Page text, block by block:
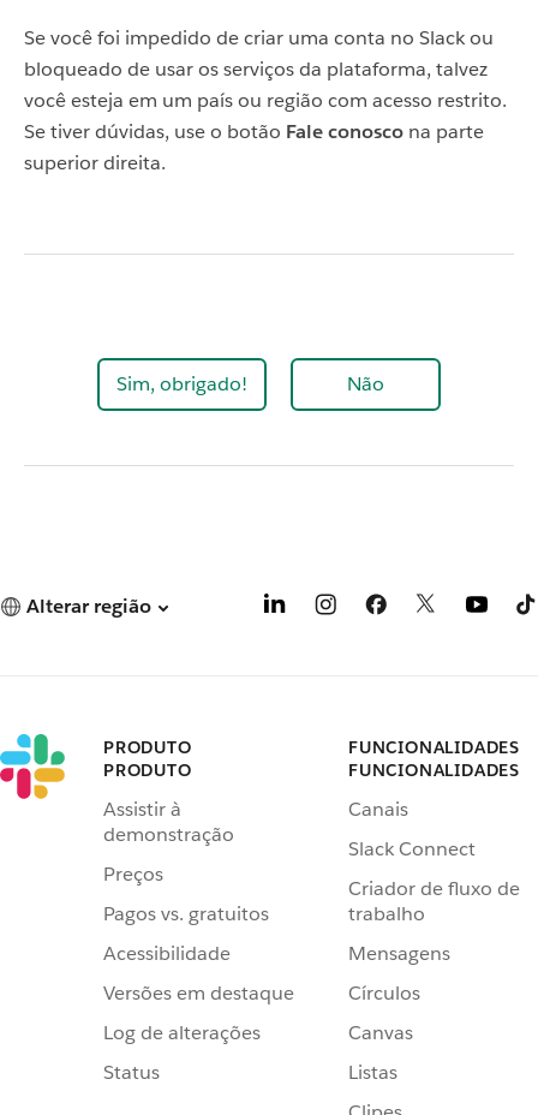
Se você foi impedido de criar uma conta no Slack ou
bloqueado de usar os serviços da plataforma, talvez
você esteja em um país ou região com acesso restrito.
Se tiver dúvidas, use o botão Fale conosco na parte
superior direita.
Sim, obrigado! Não
Alterar região
PRODUTO
PRODUTO
Assistir à
demonstração
Preços
Pagos vs. gratuitos
Acessibilidade
Versões em destaque
Log de alterações
Status
FUNCIONALIDADES
FUNCIONALIDADES
Canais
Slack Connect
Criador de fluxo de
trabalho
Mensagens
Círculos
Canvas
Listas